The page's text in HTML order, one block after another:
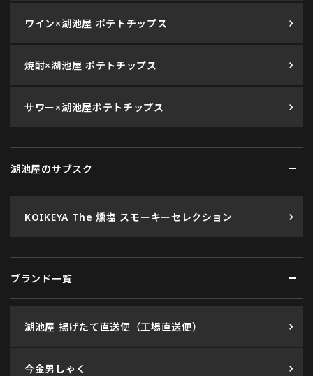
ワイン×湖池屋 ポテトチップス
焼酎×湖池屋 ポテトチップス
サワー×湖池屋ポテトチップス
湖池屋のサブスク
KOIKEYA The 燻塩 スモーキーセレクション
ブランド一覧
湖池屋 揚げたて直送便（工場直送便）
今金男しゃく